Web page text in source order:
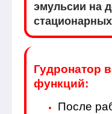
эмульсии на
Гудронатор
функций:
После